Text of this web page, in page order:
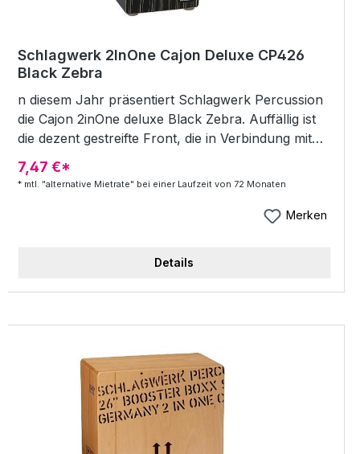
Schlagwerk 2InOne Cajon Deluxe CP426
Black Zebra
n diesem Jahr präsentiert Schlagwerk Percussion
die Cajon 2inOne deluxe Black Zebra. Auffällig ist
die dezent gestreifte Front, die in Verbindung mit
den aus SPL (Sonic Projection Lignum)
hergestellten Seitenwänden eine sehr hohe
aus filigran ansprechendem Snaresound in
Sitzbereich wurden optisch abgesetzt * Material:
7,47 €*
* mtl. "alternative Mietrate" bei einer Laufzeit von 72 Monaten
Merken
Details